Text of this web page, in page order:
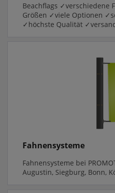
Beachflags ✓verschiedene
Größen ✓viele Optionen
✓höchste Qualität
Fahnensysteme
Fahnensysteme bei
Augustin, Siegburg, Bonn,